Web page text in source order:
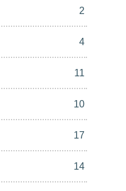
2
4
11
10
17
14